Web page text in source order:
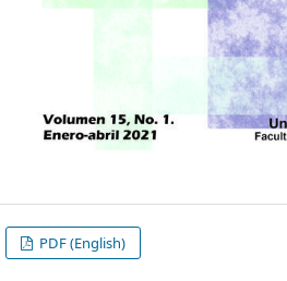
PDF (English)